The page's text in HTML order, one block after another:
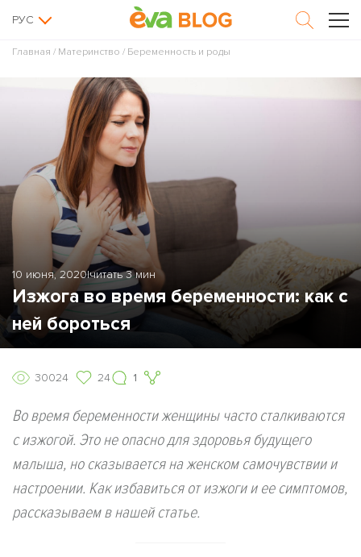
РУС
Главная / Материнство / Беременность и роды
10 июня, 2020|читать 3 мин
Изжога во время беременности: как с
ней бороться
30024 24 1
Во время беременности женщины часто сталкиваются
с изжогой. Это не опасно для здоровья будущего
малыша, но сказывается на женском самочувствии и
настроении. Как избавиться от изжоги и ее симптомов,
рассказываем в нашей статье.